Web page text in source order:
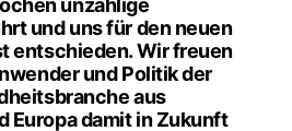
unzählige
und uns für den neuen
entschieden. Wir freuen
und Politik der
aus
Europa damit in Zukunft